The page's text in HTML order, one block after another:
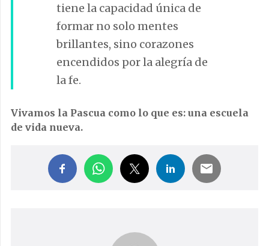
tiene la capacidad única de
formar no solo mentes
brillantes, sino corazones
encendidos por la alegría de
la fe.
Vivamos la Pascua como lo que es: una escuela
de vida nueva.